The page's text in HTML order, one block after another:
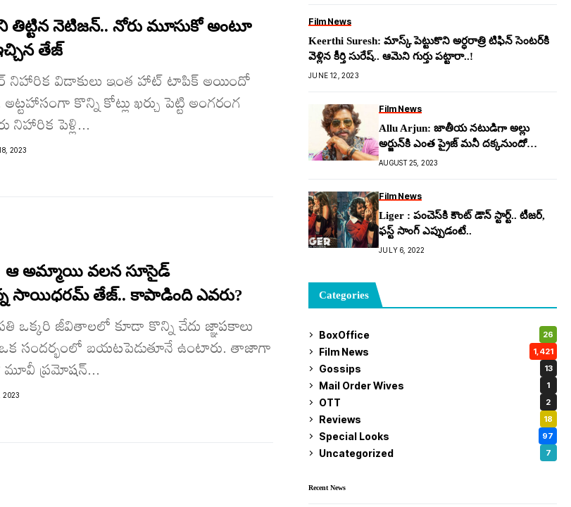
తిట్టిన నెటిజ‌న్.. నోరు మూసుకో అంటూ
తేజ్
నిహారిక విడాకులు ఇంత హాట్ టాపిక్ అయిందో
కొన్ని కోట్లు ఖ‌ర్చు పెట్టి అంగ‌రంగ
నిహారిక పెళ్లి...
2023
ఆ అమ్మాయి వ‌ల‌న సూసైడ్
సాయిధ‌ర‌మ్ తేజ్.. కాపాడింది ఎవ‌రు?
ఒక్క‌రి జీవితాల‌లో కూడా కొన్ని చేదు జ్ఞాప‌కాలు
సంద‌ర్భంలో బ‌య‌ట‌పెడుతూనే ఉంటారు. తాజాగా
ప్ర‌మోష‌న్...
2023
Film News
Keerthi Suresh: మాస్క్ పెట్టుకొని అర్ధరాత్రి టిఫిన్ సెంట‌ర్‌కి
వెళ్లిన కీర్తి సురేష్‌.. ఆమెని గుర్తు ప‌ట్టారా..!
JUNE 12, 2023
Film News
Allu Arjun: జాతీయ న‌టుడిగా అల్లు
అర్జున్‌కి ఎంత ప్రైజ్ మ‌నీ ద‌క్క‌నుందో
తెలుసా?
AUGUST 25, 2023
Film News
Liger : పంచెస్‌కి కౌంట్ డౌన్ స్టార్ట్.. టీజర్,
ఫస్ట్ సాంగ్ ఎప్పుడంటే..
JULY 6, 2022
Categories
BoxOffice 26
Film News 1,421
Gossips 13
Mail Order Wives 1
OTT 2
Reviews 18
Special Looks 97
Uncategorized 7
Recent News